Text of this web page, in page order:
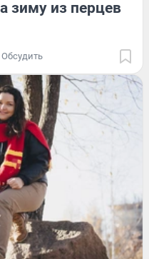
зиму из перцев
Обсудить